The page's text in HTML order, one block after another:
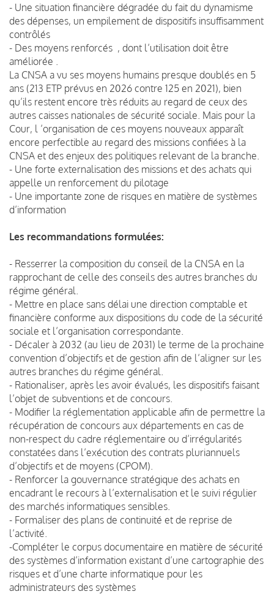
- Une situation financière dégradée du fait du dynamisme
des dépenses, un empilement de dispositifs insuffisamment
contrôlés
- Des moyens renforcés , dont l’utilisation doit être
améliorée .
La CNSA a vu ses moyens humains presque doublés en 5
ans (213 ETP prévus en 2026 contre 125 en 2021), bien
qu’ils restent encore très réduits au regard de ceux des
autres caisses nationales de sécurité sociale. Mais pour la
Cour, l ’organisation de ces moyens nouveaux apparaît
encore perfectible au regard des missions confiées à la
CNSA et des enjeux des politiques relevant de la branche.
- Une forte externalisation des missions et des achats qui
appelle un renforcement du pilotage
- Une importante zone de risques en matière de systèmes
d’information
Les recommandations formulées:
- Resserrer la composition du conseil de la CNSA en la
rapprochant de celle des conseils des autres branches du
régime général.
- Mettre en place sans délai une direction comptable et
financière conforme aux dispositions du code de la sécurité
sociale et l’organisation correspondante.
- Décaler à 2032 (au lieu de 2031) le terme de la prochaine
convention d’objectifs et de gestion afin de l’aligner sur les
autres branches du régime général.
- Rationaliser, après les avoir évalués, les dispositifs faisant
l’objet de subventions et de concours.
- Modifier la réglementation applicable afin de permettre la
récupération de concours aux départements en cas de
non-respect du cadre réglementaire ou d’irrégularités
constatées dans l’exécution des contrats pluriannuels
d’objectifs et de moyens (CPOM).
- Renforcer la gouvernance stratégique des achats en
encadrant le recours à l’externalisation et le suivi régulier
des marchés informatiques sensibles.
- Formaliser des plans de continuité et de reprise de
l’activité.
-Compléter le corpus documentaire en matière de sécurité
des systèmes d’information existant d’une cartographie des
risques et d’une charte informatique pour les
administrateurs des systèmes